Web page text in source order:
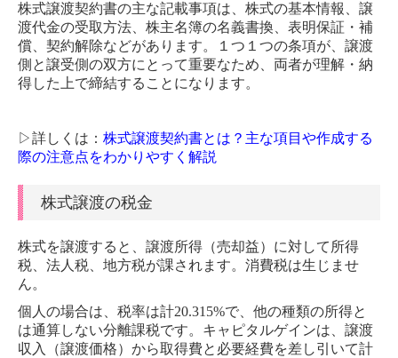
事業承継の問題
親族内承継
社内承継
第三者承継
事業承継税制
事業承継の相談先
M&Aの流れ
株式譲渡契約書の主な記載事項は、株式の基本情報、譲
渡代金の受取方法、株主名簿の名義書換、表明保証・補
償、契約解除などがあります。１つ１つの条項が、譲渡
側と譲受側の双方にとって重要なため、両者が理解・納
得した上で締結することになります。
▷詳しくは： 株式譲渡契約書とは？主な項目や作成する
際の注意点をわかりやすく解説
株式譲渡の税金
株式を譲渡すると、譲渡所得（売却益）に対して所得
税、法人税、地方税が課されます。消費税は生じませ
ん。
個人の場合は、税率は計20.315%で、他の種類の所得と
は通算しない分離課税です。キャピタルゲインは、譲渡
収入（譲渡価格）から取得費と必要経費を差し引いて計